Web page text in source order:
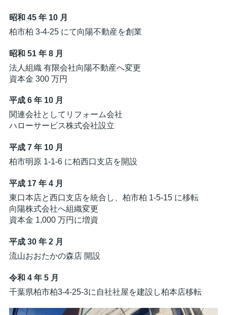
昭和 45 年 10 月
柏市柏 3-4-25 にて向陽不動産を創業
昭和 51 年 8 月
法人組織 有限会社向陽不動産へ変更
資本金 300 万円
平成 6 年 10 月
関連会社としてリフォーム会社
ハローサービス株式会社設立
平成 7 年 10 月
柏市明原 1-1-6 に柏⻄⼝⽀店を開設
平成 17 年 4 月
東⼝本店と⻄⼝⽀店を統合し、柏市柏 1-5-15 に移転
向陽株式会社へ組織変更
資本金 1,000 万円に増資
平成 30 年 2 月
流山おおたかの森店 開設
令和 4 年 5 月
千葉県柏市柏3-4-25-3に自社社屋を建設し柏本店移転